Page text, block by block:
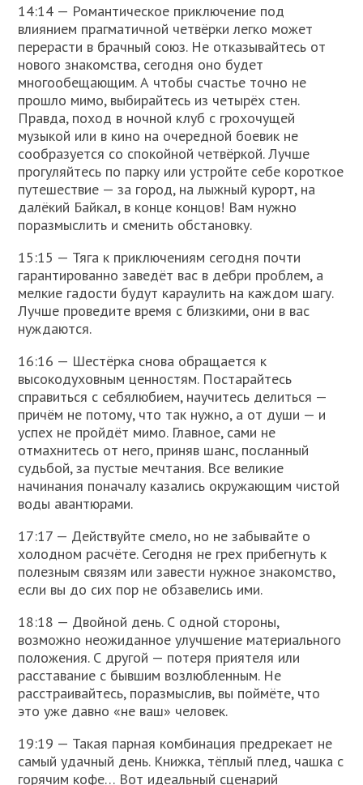
14:14 — Романтическое приключение под
влиянием прагматичной четвёрки легко может
перерасти в брачный союз. Не отказывайтесь от
нового знакомства, сегодня оно будет
многообещающим. А чтобы счастье точно не
прошло мимо, выбирайтесь из четырёх стен.
Правда, поход в ночной клуб с грохочущей
музыкой или в кино на очередной боевик не
сообразуется со спокойной четвёркой. Лучше
прогуляйтесь по парку или устройте себе короткое
путешествие — за город, на лыжный курорт, на
далёкий Байкал, в конце концов! Вам нужно
поразмыслить и сменить обстановку.
15:15 — Тяга к приключениям сегодня почти
гарантированно заведёт вас в дебри проблем, а
мелкие гадости будут караулить на каждом шагу.
Лучше проведите время с близкими, они в вас
нуждаются.
16:16 — Шестёрка снова обращается к
высокодуховным ценностям. Постарайтесь
справиться с себялюбием, научитесь делиться —
причём не потому, что так нужно, а от души — и
успех не пройдёт мимо. Главное, сами не
отмахнитесь от него, приняв шанс, посланный
судьбой, за пустые мечтания. Все великие
начинания поначалу казались окружающим чистой
воды авантюрами.
17:17 — Действуйте смело, но не забывайте о
холодном расчёте. Сегодня не грех прибегнуть к
полезным связям или завести нужное знакомство,
если вы до сих пор не обзавелись ими.
18:18 — Двойной день. С одной стороны,
возможно неожиданное улучшение материального
положения. С другой — потеря приятеля или
расставание с бывшим возлюбленным. Не
расстраивайтесь, поразмыслив, вы поймёте, что
это уже давно «не ваш» человек.
19:19 — Такая парная комбинация предрекает не
самый удачный день. Книжка, тёплый плед, чашка с
горячим кофе… Вот идеальный сценарий